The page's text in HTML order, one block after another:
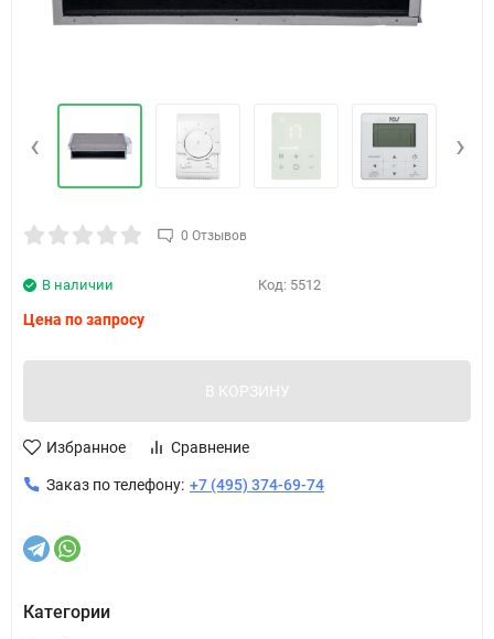
‹ ›
0 Отзывов
Код: 5512
В наличии
Цена по запросу
В КОРЗИНУ
Избранное Сравнение
Заказ по телефону: +7 (495) 374-69-74
Категории